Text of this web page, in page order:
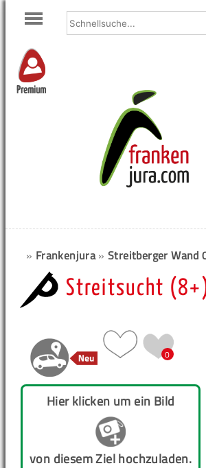
Premium
» Frankenjura»Streitberger Wand
Streitsucht
0
Hier klicken um ein Bild
von diesem Ziel hochzuladen.